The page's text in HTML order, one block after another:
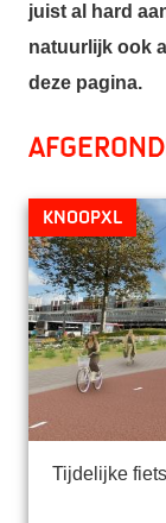
juist al hard
natuurlijk ook
deze pagina.
Tijdelijke
KnoopXL